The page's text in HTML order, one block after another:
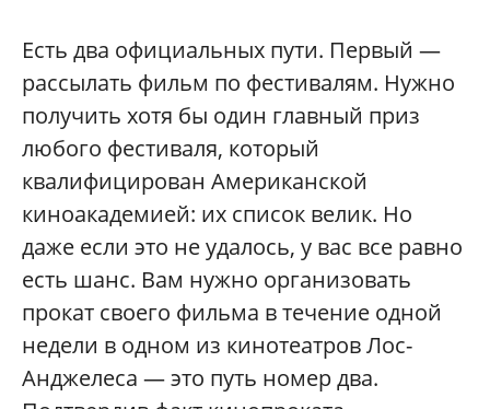
Есть два официальных пути. Первый —
рассылать фильм по фестивалям. Нужно
получить хотя бы один главный приз
любого фестиваля, который
квалифицирован Американской
киноакадемией: их список велик. Но
даже если это не удалось, у вас все равно
есть шанс. Вам нужно организовать
прокат своего фильма в течение одной
недели в одном из кинотеатров Лос-
Анджелеса — это путь номер два.